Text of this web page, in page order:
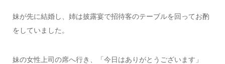
妹が先に結婚し、姉は披露宴で招待客のテーブルを回ってお酌
をしていました。
妹の女性上司の席へ行き、「今日はありがとうございます」